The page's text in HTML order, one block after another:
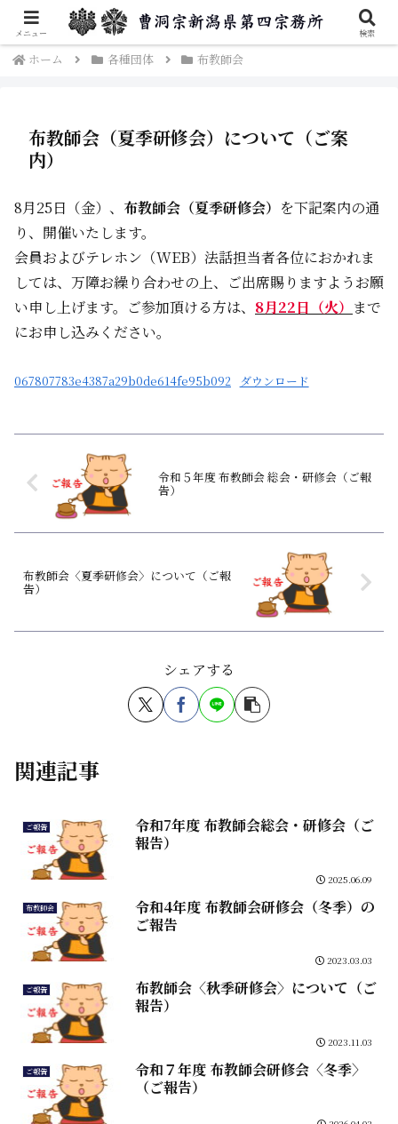
曹洞宗新潟県第四宗務所のご案内です。
ホーム 各種団体 布教師会
布教師会（夏季研修会）について（ご案
内）
8月25日（金）、 布教師会（夏季研修会） を下記案内の通
り、開催いたします。
会員およびテレホン（WEB）法話担当者各位におかれま
しては、万障お繰り合わせの上、ご出席賜りますようお願
い申し上げます。ご参加頂ける方は、 8月22日（火） まで
にお申し込みください。
067807783e4387a29b0de614fe95b092 ダウンロード
令和５年度 布教師会 総会・研修会（ご報
告）
布教師会〈夏季研修会〉について（ご報
告）
シェアする
関連記事
ご報告
令和7年度 布教師会総会・研修会（ご
報告）
2025.06.09
布教師会
令和4年度 布教師会研修会（冬季）の
ご報告
2023.03.03
ご報告
布教師会〈秋季研修会〉について（ご
報告）
2023.11.03
ご報告
令和７年度 布教師会研修会〈冬季〉
（ご報告）
メニュー 検索